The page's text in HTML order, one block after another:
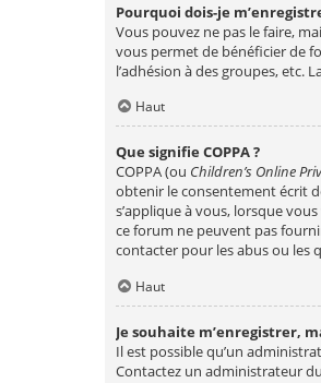
Pourquoi dois-je
Vous pouvez ne pas le faire,
vous permet de bénéficier de
l’adhésion à des groupes, etc.
Haut
Que signifie COPPA ?
COPPA (ou Children’s Online
obtenir le consentement écrit
s’applique à vous, lorsque
ce forum ne peuvent pas
contacter pour les abus ou les
Haut
Je souhaite m’enregistrer,
Il est possible qu’un
Contactez un administrateur